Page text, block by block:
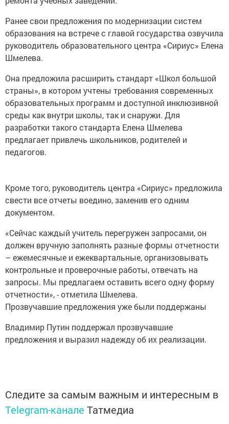
Ранее свои предложения по модернизации систем
образования на встрече с главой государства озвучила
руководитель образовательного центра «Сириус» Елена
Шмелева.
Она предложила расширить стандарт «Школ большой
страны», в котором учтены требования современных
образовательных программ и доступной инклюзивной
среды как внутри школы, так и снаружи. Для
разработки такого стандарта Елена Шмелева
предлагает привлечь школьников, родителей и
педагогов.
Кроме того, руководитель центра «Сириус» предложила
свести все отчеты воедино, заменив его одним
документом.
«Сейчас каждый учитель перегружен запросами, он
должен вручную заполнять разные формы отчетности
– ежемесячные и ежеквартальные, организовывать
контрольные и проверочные работы, отвечать на
запросы. Мы предлагаем оставить всего одну форму
отчетности», - отметила Шмелева.
Прозвучавшие предложения уже были поддержаны
Владимир Путин поддержал прозвучавшие
предложения и выразил надежду об их реализации.
Следите за самым важным и интересным в
Telegram-канале Татмедиа